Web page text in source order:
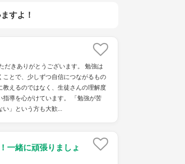
すよ！
だきありがとうございます。 勉強は
ことで、少しずつ自信につながるもの
えるのではなく、生徒さんの理解度
導を心がけています。 「勉強が苦
い」という方も大歓...
一緒に頑張りましょ